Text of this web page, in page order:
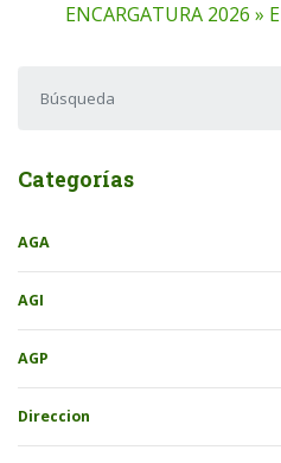
ENCARGATURA 2026 »
Categorías
AGA
AGI
AGP
Direccion